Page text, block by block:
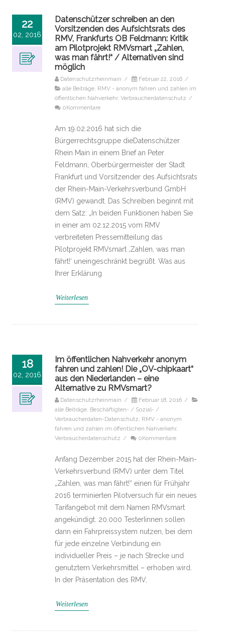
22
02, 2016
Datenschützer schreiben an den
Vorsitzenden des Aufsichtsrats des
RMV, Frankfurts OB Feldmann: Kritik
am Pilotprojekt RMVsmart „Zahlen,
was man fährt!“ / Alternativen sind
möglich
Datenschutzrheinmain / Februar 22, 2016 /
alle Beiträge RMV - anonym fahren und zahlen im
öffentlichen Nahverkehr, Verbraucherdatenschutz /
0Kommentare
Am 19.02.2016 hat sich die
Bürgerrechtsgruppe dieDatenschützer
Rhein Main in einem Brief an Peter
Feldmann, Oberbürgermeister der Stadt
Frankfurt und Vorsitzender des Aufsichtsrats
der Rhein-Main-Verkehrsverbund GmbH
(RMV) gewandt. Das Schreiben beginnt mit
dem Satz: „In beiden Funktionen haben Sie
in einer am 02.12.2015 vom RMV
verbreiteten Pressemitteilung das
Pilotprojekt RMVsmart ‚Zahlen, was man
fährt!‘ uneingeschränkt begrüßt. Was aus
Ihrer Erklärung
Weiterlesen
18
02, 2016
Im öffentlichen Nahverkehr anonym
fahren und zahlen! Die „OV-chipkaart“
aus den Niederlanden – eine
Alternative zu RMVsmart?
Datenschutzrheinmain / Februar 18, 2016 /
alle Beiträge Beschäftigten- / Sozial- /
Verbraucherdaten-Datenschutz RMV - anonym
fahren und zahlen im öffentlichen Nahverkehr,
Verbraucherdatenschutz / 0Kommentare
Anfang Dezember 2015 hat der Rhein-Main-
Verkehrsverbund (RMV) unter dem Titel
„Zahlen, was man fährt!“ einen für Frühjahr
2016 terminierten Pilotversuch für ein neues
Tarifangebot mit dem Namen RMVsmart
angekündigt. 20.000 TesterIinnen sollen
dann ein Fahrpreissystem nutzen, bei dem
für jede einzelne Verbindung ein
individueller Preis – je nach Strecke und
genutztem Verkehrsmittel – erhoben wird.
In der Präsentation des RMV,
Weiterlesen